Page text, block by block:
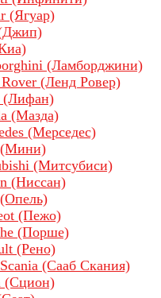
(Ягуар)
(Ламборджини)
(Ленд Ровер)
(Лифан)
(Мазда)
(Мерседес)
(Митсубиси)
(Ниссан)
(Пежо)
(Порше)
(Рено)
(Сааб Скания)
(Сцион)